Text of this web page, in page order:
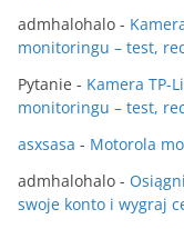
admhalohalo -
monitoringu – test,
Pytanie - Kamera TP-
monitoringu – test,
asxsasa - Motorola
admhalohalo -
swoje konto i wygraj